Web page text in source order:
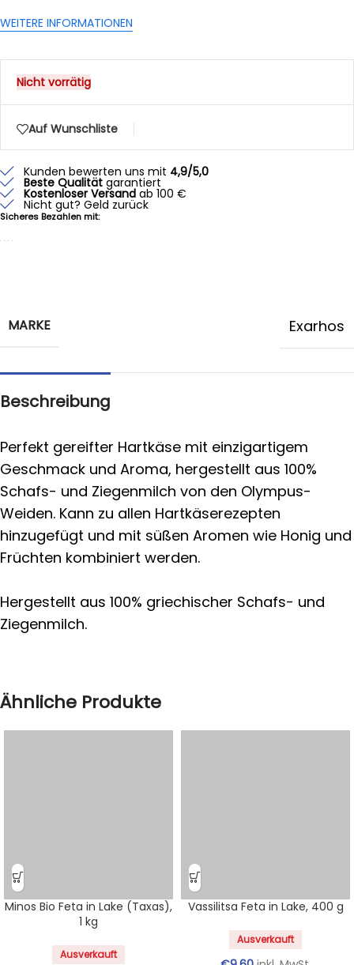
WEITERE INFORMATIONEN
Nicht vorrätig
Auf Wunschliste
Kunden bewerten uns mit 4,9/5,0
Beste Qualität garantiert
Kostenloser Versand ab 100 €
Nicht gut? Geld zurück
Sicheres Bezahlen mit:
MARKE Exarhos
Beschreibung
Perfekt gereifter Hartkäse mit einzigartigem
Geschmack und Aroma, hergestellt aus 100%
Schafs- und Ziegenmilch von den Olympus-
Weiden. Kann zu allen Hartkäserezepten
hinzugefügt und mit süßen Aromen wie Honig und
Früchten kombiniert werden.
Hergestellt aus 100% griechischer Schafs- und
Ziegenmilch.
Ähnliche Produkte
Minos Bio Feta in Lake (Taxas),
1 kg
Ausverkauft
Vassilitsa Feta in Lake, 400 g
Ausverkauft